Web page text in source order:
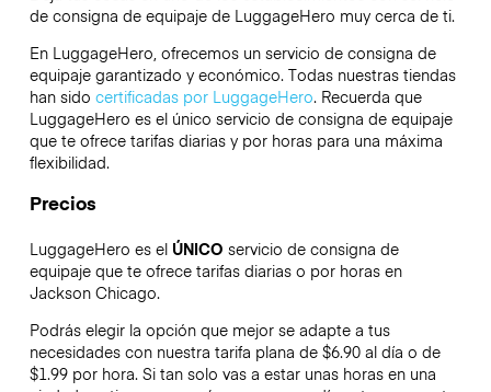
de consigna de equipaje de LuggageHero muy cerca de ti.
En LuggageHero, ofrecemos un servicio de consigna de
equipaje garantizado y económico. Todas nuestras tiendas
han sido certificadas por LuggageHero. Recuerda que
LuggageHero es el único servicio de consigna de equipaje
que te ofrece tarifas diarias y por horas para una máxima
flexibilidad.
Precios
LuggageHero es el ÚNICO servicio de consigna de
equipaje que te ofrece tarifas diarias o por horas en
Jackson Chicago.
Podrás elegir la opción que mejor se adapte a tus
necesidades con nuestra tarifa plana de $6.90 al día o de
$1.99 por hora. Si tan solo vas a estar unas horas en una